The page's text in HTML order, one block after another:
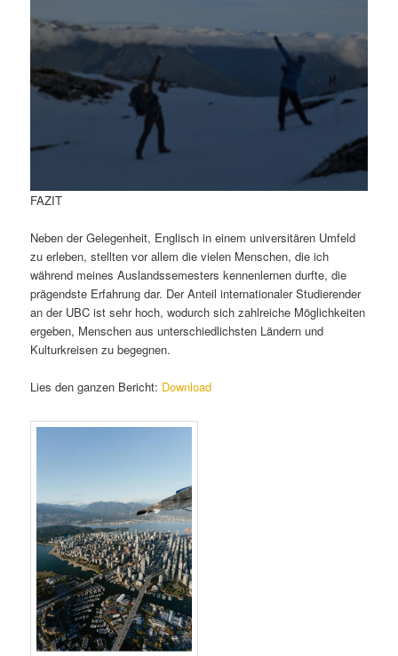
FAZIT
Neben der Gelegenheit, Englisch in einem universitären Umfeld
zu erleben, stellten vor allem die vielen Menschen, die ich
während meines Auslandssemesters kennenlernen durfte, die
prägendste Erfahrung dar. Der Anteil internationaler Studierender
an der UBC ist sehr hoch, wodurch sich zahlreiche Möglichkeiten
ergeben, Menschen aus unterschiedlichsten Ländern und
Kulturkreisen zu begegnen.
Lies den ganzen Bericht: Download